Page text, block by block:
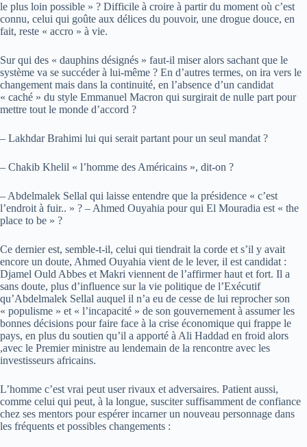
le plus loin possible » ? Difficile à croire à partir du moment où c’est
connu, celui qui goûte aux délices du pouvoir, une drogue douce, en
fait, reste « accro » à vie.
Sur qui des « dauphins désignés » faut-il miser alors sachant que le
système va se succéder à lui-même ? En d’autres termes, on ira vers le
changement mais dans la continuité, en l’absence d’un candidat
« caché » du style Emmanuel Macron qui surgirait de nulle part pour
mettre tout le monde d’accord ?
– Lakhdar Brahimi lui qui serait partant pour un seul mandat ?
– Chakib Khelil « l’homme des Américains », dit-on ?
– Abdelmalek Sellal qui laisse entendre que la présidence « c’est
l’endroit à fuir.. » ? – Ahmed Ouyahia pour qui El Mouradia est « the
place to be » ?
Ce dernier est, semble-t-il, celui qui tiendrait la corde et s’il y avait
encore un doute, Ahmed Ouyahia vient de le lever, il est candidat :
Djamel Ould Abbes et Makri viennent de l’affirmer haut et fort. Il a
sans doute, plus d’influence sur la vie politique de l’Exécutif
qu’Abdelmalek Sellal auquel il n’a eu de cesse de lui reprocher son
« populisme » et « l’incapacité » de son gouvernement à assumer les
bonnes décisions pour faire face à la crise économique qui frappe le
pays, en plus du soutien qu’il a apporté à Ali Haddad en froid alors
,avec le Premier ministre au lendemain de la rencontre avec les
investisseurs africains.
L’homme c’est vrai peut user rivaux et adversaires. Patient aussi,
comme celui qui peut, à la longue, susciter suffisamment de confiance
chez ses mentors pour espérer incarner un nouveau personnage dans
les fréquents et possibles changements :